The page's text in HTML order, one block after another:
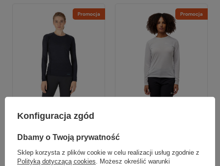
Promocja
Rab
Koszulka z wełną merino
FORGE LS TEE WOMEN
269,99 zł
Promocja
Koszulka VONNAN LS T
139,99 zł
Konfiguracja zgód
Dbamy o Twoją prywatność
Sklep korzysta z plików cookie w celu realizacji usług zgodnie z
Polityką dotyczącą cookies. Możesz określić warunki